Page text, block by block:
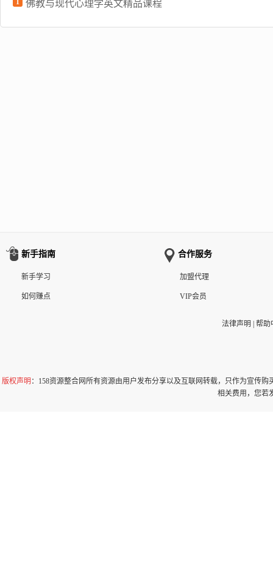
1 佛教与现代心理学英文精品课程
新手指南
新手学习
如何赚点
合作服务
加盟代理
VIP会员
法律声明 帮助
版权声明 ：158资源整合网所有资源由用户发布分享以及互联网转载，只作为宣传
相关费用，您若